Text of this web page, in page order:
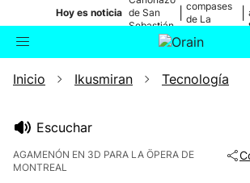
Hoy es noticia de San
Sebastián
compases
de La
Buscador Actualidad
Inicio Ikusmiran Tecnología
Escuchar
AGAMENÓN EN 3D PARA LA ÖPERA DE
MONTREAL